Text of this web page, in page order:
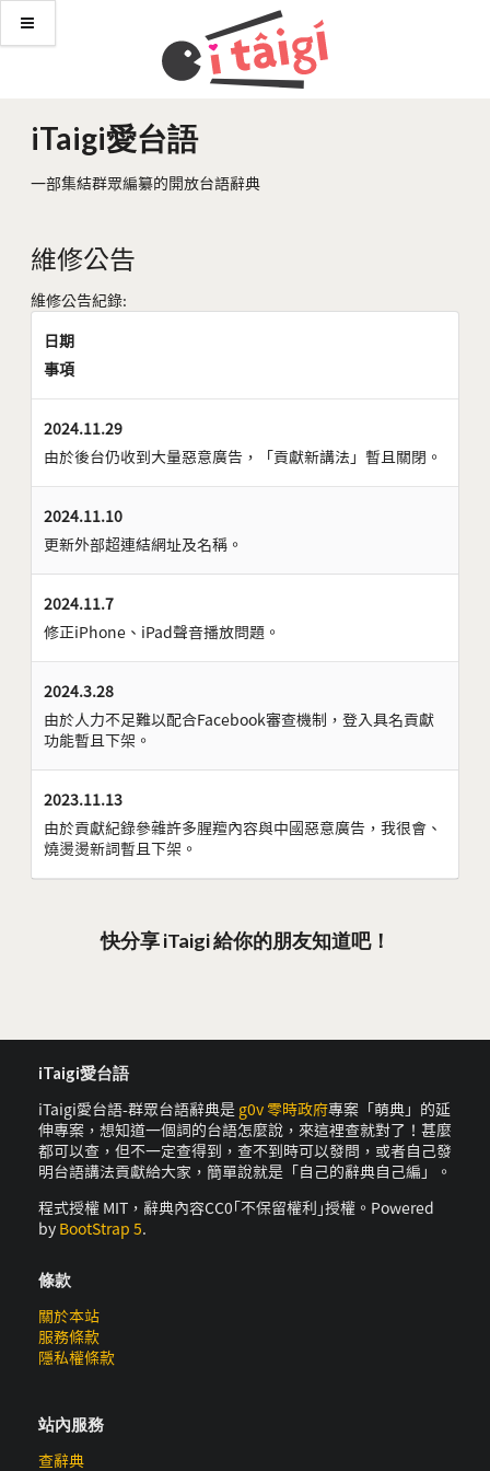
iTaigi愛台語
一部集結群眾編纂的開放台語辭典
維修公告
維修公告紀錄:
日期
事項
2024.11.29
由於後台仍收到大量惡意廣告，「貢獻新講法」暫且關閉。
2024.11.10
更新外部超連結網址及名稱。
2024.11.7
修正iPhone、iPad聲音播放問題。
2024.3.28
由於人力不足難以配合Facebook審查機制，登入具名貢獻
功能暫且下架。
2023.11.13
由於貢獻紀錄參雜許多腥羶內容與中國惡意廣告，我很會、
燒燙燙新詞暫且下架。
快分享 iTaigi 給你的朋友知道吧！
iTaigi愛台語
iTaigi愛台語-群眾台語辭典是 g0v 零時政府專案「萌典」的延
伸專案，想知道一個詞的台語怎麼說，來這裡查就對了！甚麼
都可以查，但不一定查得到，查不到時可以發問，或者自己發
明台語講法貢獻給大家，簡單說就是「自己的辭典自己編」。
程式授權 MIT，辭典內容CC0｢不保留權利｣授權。Powered
by BootStrap 5.
條款
關於本站
服務條款
隱私權條款
站內服務
查辭典